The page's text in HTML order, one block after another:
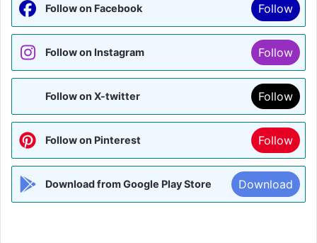
Follow on Facebook Follow
Follow on Instagram Follow
Follow on X-twitter Follow
Follow on Pinterest Follow
Download from Google Play Store Download